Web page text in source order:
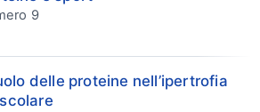
9
delle proteine nell’ipertrofia